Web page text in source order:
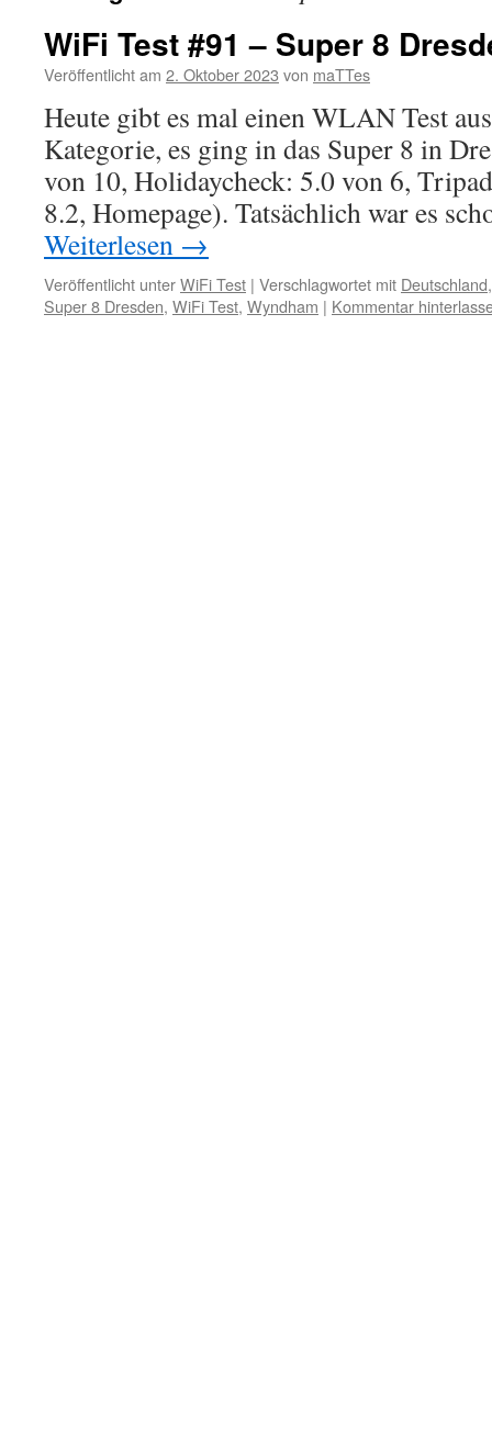
WiFi Test #91 – Super 8
Veröffentlicht am 2. Oktober 2023 von maTTes
Heute gibt es mal einen WLAN Test
Kategorie, es ging in das Super 8 in
von 10, Holidaycheck: 5.0 von 6,
8.2, Homepage). Tatsächlich war es
Weiterlesen →
Veröffentlicht unterWiFi Test | Verschlagwortet mit Deutschland
Super 8 Dresden, WiFi Test, Wyndham | Kommentar